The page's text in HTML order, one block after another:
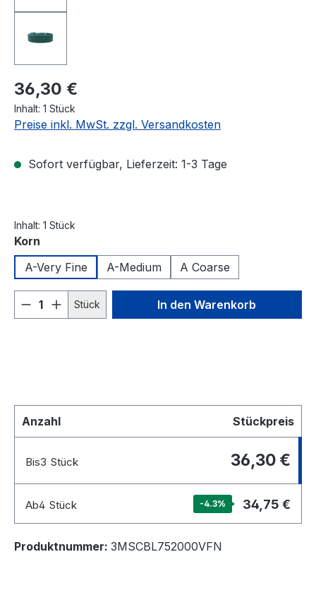
36,30 €
Inhalt: 1 Stück
Preise inkl. MwSt. zzgl. Versandkosten
Sofort verfügbar, Lieferzeit: 1-3 Tage
Inhalt: 1 Stück
Korn
A-Very Fine
A-Medium A Coarse
Produkt Anzahl: Gib den
Stück In den Warenkorb
Anzahl Stückpreis
Bis3 Stück 36,30 €
Ab4 Stück -4.3% 34,75 €
Produktnummer: 3MSCBL752000VFN